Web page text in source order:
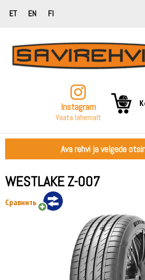
ET EN FI
Instagram
Vaata lähemalt
Ava rehvi ja velgede
WESTLAKE Z-007
Сравнить